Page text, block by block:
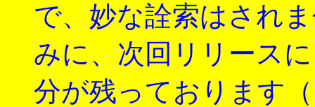
で、妙な詮索はされ
みに、次回リリース
分が残っております